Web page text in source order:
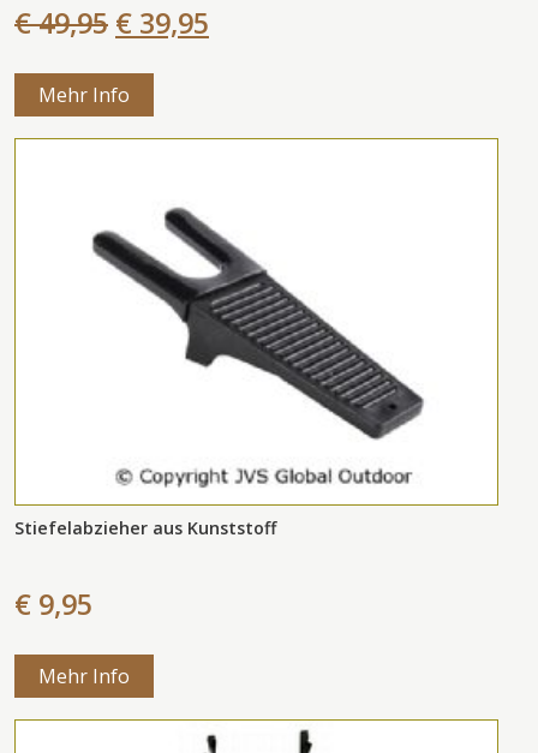
€ 49,95 € 39,95
Mehr Info
Stiefelabzieher aus Kunststoff
€ 9,95
Mehr Info